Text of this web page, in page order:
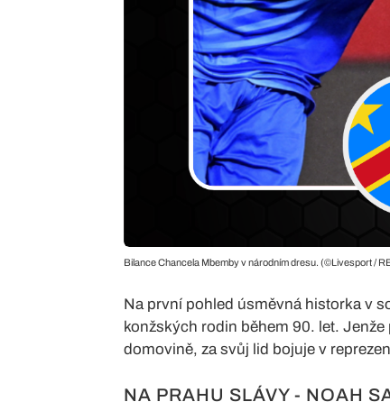
Bilance Chancela Mbemby v národním dresu. (©Livesport /
Na první pohled úsměvná historka v
konžských rodin během 90. let.
domovině, za svůj lid bojuje v
NA PRAHU SLÁVY - NOAH